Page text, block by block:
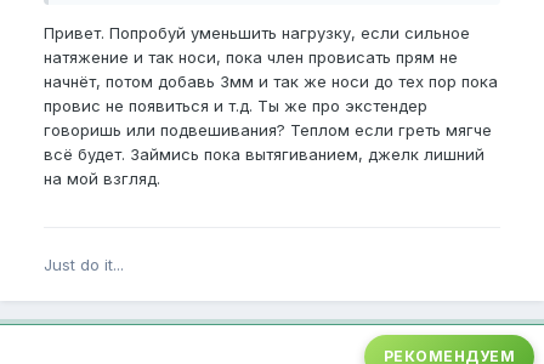
недели заметил прирост около +0,5 см по длине и
обхвату, но после этого прогресс полностью
остановился.
Нагрузку постепенно увеличивал, начинал с 750
гр. дошел до 1,2 кг. Носил по схеме: 3 дня по 4,5
часа (по 3 подхода, до и между подходами
После еще месяца без результатных работ взял
паузу 2 недели потом начал носить по 6 часов в
день (также по 3 подхода), но без толку.
Привет. Попробуй уменьшить нагрузку, если сильное
натяжение и так носи, пока член провисать прям не
начнёт, потом добавь 3мм и так же носи до тех пор пока
провис не появиться и т.д. Ты же про экстендер
говоришь или подвешивания? Теплом если греть мягче
всё будет. Займись пока вытягиванием, джелк лишний
на мой взгляд.
Just do it...
РЕКОМЕНДУЕМ